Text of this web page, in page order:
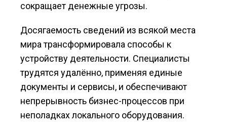
сокращает денежные угрозы.
Досягаемость сведений из всякой места
мира трансформировала способы к
устройству деятельности. Специалисты
трудятся удалённо, применяя единые
документы и сервисы, и обеспечивают
непрерывность бизнес-процессов при
неполадках локального оборудования.